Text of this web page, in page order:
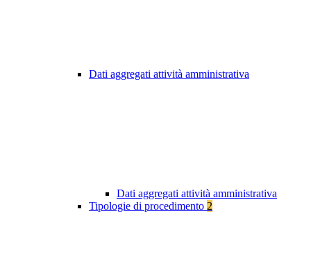
Dati aggregati attività amministrativa
Dati aggregati attività amministrativa
Tipologie di procedimento 2